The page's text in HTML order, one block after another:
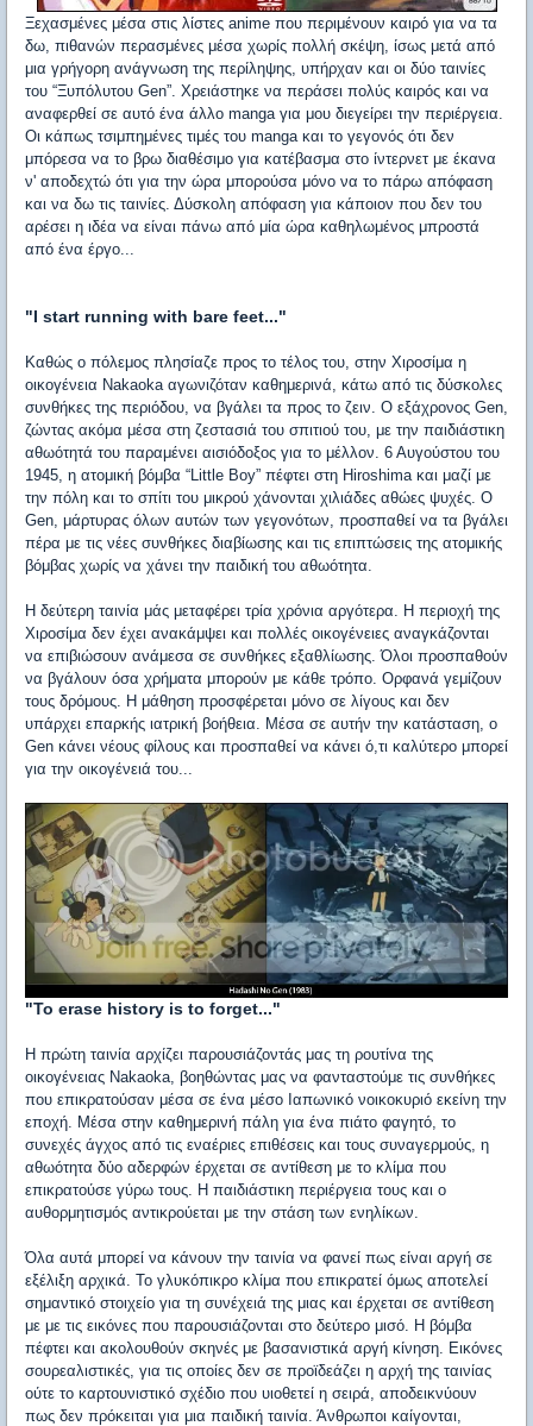
Ξεχασμένες μέσα στις λίστες anime που περιμένουν καιρό για να τα
δω, πιθανών περασμένες μέσα χωρίς πολλή σκέψη, ίσως μετά από
μια γρήγορη ανάγνωση της περίληψης, υπήρχαν και οι δύο ταινίες
του “Ξυπόλυτου Gen”. Χρειάστηκε να περάσει πολύς καιρός και να
αναφερθεί σε αυτό ένα άλλο manga για μου διεγείρει την περιέργεια.
Οι κάπως τσιμπημένες τιμές του manga και το γεγονός ότι δεν
μπόρεσα να το βρω διαθέσιμο για κατέβασμα στο ίντερνετ με έκανα
ν' αποδεχτώ ότι για την ώρα μπορούσα μόνο να το πάρω απόφαση
και να δω τις ταινίες. Δύσκολη απόφαση για κάποιον που δεν του
αρέσει η ιδέα να είναι πάνω από μία ώρα καθηλωμένος μπροστά
από ένα έργο...
"I start running with bare feet..."
Καθώς ο πόλεμος πλησίαζε προς το τέλος του, στην Χιροσίμα η
οικογένεια Nakaoka αγωνιζόταν καθημερινά, κάτω από τις δύσκολες
συνθήκες της περιόδου, να βγάλει τα προς το ζειν. Ο εξάχρονος Gen,
ζώντας ακόμα μέσα στη ζεστασιά του σπιτιού του, με την παιδιάστικη
αθωότητά του παραμένει αισιόδοξος για το μέλλον. 6 Αυγούστου του
1945, η ατομική βόμβα “Little Boy” πέφτει στη Hiroshima και μαζί με
την πόλη και το σπίτι του μικρού χάνονται χιλιάδες αθώες ψυχές. Ο
Gen, μάρτυρας όλων αυτών των γεγονότων, προσπαθεί να τα βγάλει
πέρα με τις νέες συνθήκες διαβίωσης και τις επιπτώσεις της ατομικής
βόμβας χωρίς να χάνει την παιδική του αθωότητα.
Η δεύτερη ταινία μάς μεταφέρει τρία χρόνια αργότερα. Η περιοχή της
Χιροσίμα δεν έχει ανακάμψει και πολλές οικογένειες αναγκάζονται
να επιβιώσουν ανάμεσα σε συνθήκες εξαθλίωσης. Όλοι προσπαθούν
να βγάλουν όσα χρήματα μπορούν με κάθε τρόπο. Ορφανά γεμίζουν
τους δρόμους. Η μάθηση προσφέρεται μόνο σε λίγους και δεν
υπάρχει επαρκής ιατρική βοήθεια. Μέσα σε αυτήν την κατάσταση, ο
Gen κάνει νέους φίλους και προσπαθεί να κάνει ό,τι καλύτερο μπορεί
για την οικογένειά του...
"To erase history is to forget..."
Η πρώτη ταινία αρχίζει παρουσιάζοντάς μας τη ρουτίνα της
οικογένειας Nakaoka, βοηθώντας μας να φανταστούμε τις συνθήκες
που επικρατούσαν μέσα σε ένα μέσο Ιαπωνικό νοικοκυριό εκείνη την
εποχή. Μέσα στην καθημερινή πάλη για ένα πιάτο φαγητό, το
συνεχές άγχος από τις εναέριες επιθέσεις και τους συναγερμούς, η
αθωότητα δύο αδερφών έρχεται σε αντίθεση με το κλίμα που
επικρατούσε γύρω τους. Η παιδιάστικη περιέργεια τους και ο
αυθορμητισμός αντικρούεται με την στάση των ενηλίκων.
Όλα αυτά μπορεί να κάνουν την ταινία να φανεί πως είναι αργή σε
εξέλιξη αρχικά. Το γλυκόπικρο κλίμα που επικρατεί όμως αποτελεί
σημαντικό στοιχείο για τη συνέχειά της μιας και έρχεται σε αντίθεση
με με τις εικόνες που παρουσιάζονται στο δεύτερο μισό. Η βόμβα
πέφτει και ακολουθούν σκηνές με βασανιστικά αργή κίνηση. Εικόνες
σουρεαλιστικές, για τις οποίες δεν σε προϊδεάζει η αρχή της ταινίας
ούτε το καρτουνιστικό σχέδιο που υιοθετεί η σειρά, αποδεικνύουν
πως δεν πρόκειται για μια παιδική ταινία. Άνθρωποι καίγονται,